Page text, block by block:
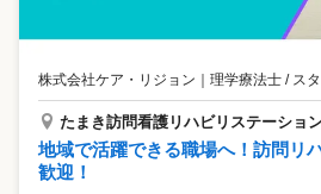
株式会社ケア・リジョン 理学療法士 / ス
たまき訪問看護リハビリステーショ
地域で活躍できる職場へ！訪問リ
歓迎！